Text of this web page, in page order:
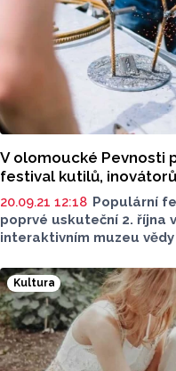
V olomoucké Pevnosti
festival kutilů,
20.09.21 12:18 Populární
poprvé uskuteční 2. října
interaktivním muzeu
je připraven pro rodiny s
Maker Faire je přehlídka
dílen, interaktivních
něm lze vyzkoušet na
projekty a prototypy zde
kutilové, inovátoři,
Kultura